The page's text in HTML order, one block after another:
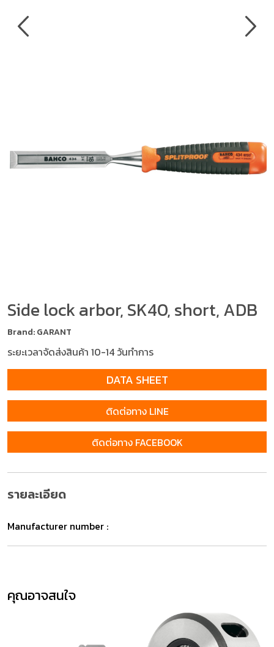
Side lock arbor, SK40, short, ADB
Brand: GARANT
ระยะเวลาจัดส่งสินค้า 10-14 วันทำการ
DATA SHEET
ติดต่อทาง LINE
ติดต่อทาง FACEBOOK
รายละเอียด
Manufacturer number :
คุณอาจสนใจ